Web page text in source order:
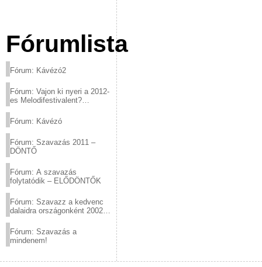
Fórumlista
Fórum: Kávézó2
Fórum: Vajon ki nyeri a 2012-
es Melodifestivalent?
Fórum: Kávézó
Fórum: Szavazás 2011 –
DÖNTŐ
Fórum: A szavazás
folytatódik – ELŐDÖNTŐK
Fórum: Szavazz a kedvenc
dalaidra országonként 2002
Fórum: Szavazás a
mindenem!